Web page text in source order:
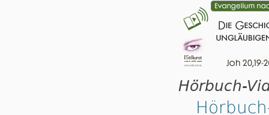
Hörbuch-